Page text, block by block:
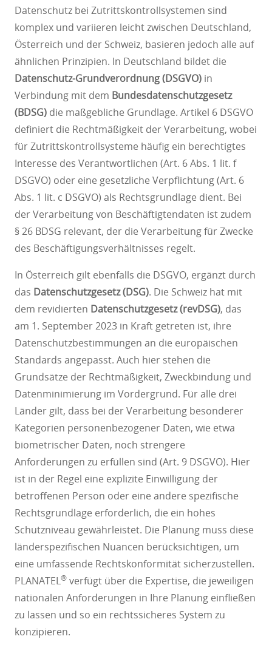
Datenschutz bei Zutrittskontrollsystemen sind
komplex und variieren leicht zwischen Deutschland,
Österreich und der Schweiz, basieren jedoch alle auf
ähnlichen Prinzipien. In Deutschland bildet die
Datenschutz-Grundverordnung (DSGVO) in
Verbindung mit dem Bundesdatenschutzgesetz
(BDSG) die maßgebliche Grundlage. Artikel 6 DSGVO
definiert die Rechtmäßigkeit der Verarbeitung, wobei
für Zutrittskontrollsysteme häufig ein berechtigtes
Interesse des Verantwortlichen (Art. 6 Abs. 1 lit. f
DSGVO) oder eine gesetzliche Verpflichtung (Art. 6
Abs. 1 lit. c DSGVO) als Rechtsgrundlage dient. Bei
der Verarbeitung von Beschäftigtendaten ist zudem
§ 26 BDSG relevant, der die Verarbeitung für Zwecke
des Beschäftigungsverhältnisses regelt.
In Österreich gilt ebenfalls die DSGVO, ergänzt durch
das Datenschutzgesetz (DSG). Die Schweiz hat mit
dem revidierten Datenschutzgesetz (revDSG), das
am 1. September 2023 in Kraft getreten ist, ihre
Datenschutzbestimmungen an die europäischen
Standards angepasst. Auch hier stehen die
Grundsätze der Rechtmäßigkeit, Zweckbindung und
Datenminimierung im Vordergrund. Für alle drei
Länder gilt, dass bei der Verarbeitung besonderer
Kategorien personenbezogener Daten, wie etwa
biometrischer Daten, noch strengere
Anforderungen zu erfüllen sind (Art. 9 DSGVO). Hier
ist in der Regel eine explizite Einwilligung der
betroffenen Person oder eine andere spezifische
Rechtsgrundlage erforderlich, die ein hohes
Schutzniveau gewährleistet. Die Planung muss diese
länderspezifischen Nuancen berücksichtigen, um
eine umfassende Rechtskonformität sicherzustellen.
PLANATEL® verfügt über die Expertise, die jeweiligen
nationalen Anforderungen in Ihre Planung einfließen
zu lassen und so ein rechtssicheres System zu
konzipieren.